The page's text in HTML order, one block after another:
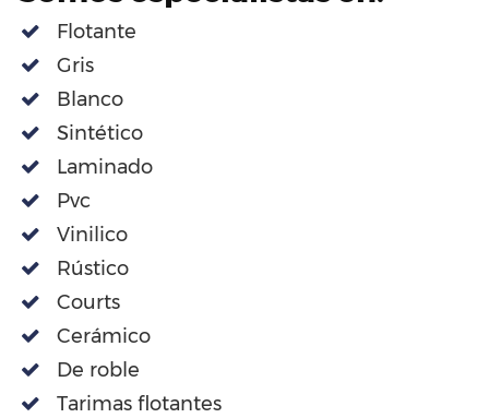
Flotante
Gris
Blanco
Sintético
Laminado
Pvc
Vinilico
Rústico
Courts
Cerámico
De roble
Tarimas flotantes